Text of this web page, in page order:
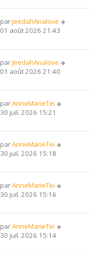
parJeedahAnalove
01 août 2026 21:43
parJeedahAnalove
01 août 2026 21:40
parAnneMarieTei
30 juil. 2026 15:21
parAnneMarieTei
30 juil. 2026 15:18
parAnneMarieTei
30 juil. 2026 15:16
parAnneMarieTei
30 juil. 2026 15:14